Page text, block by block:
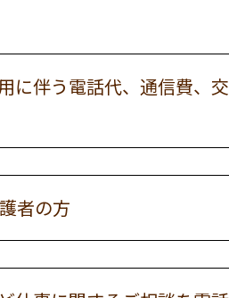
伴う電話代、通信費、
者の方